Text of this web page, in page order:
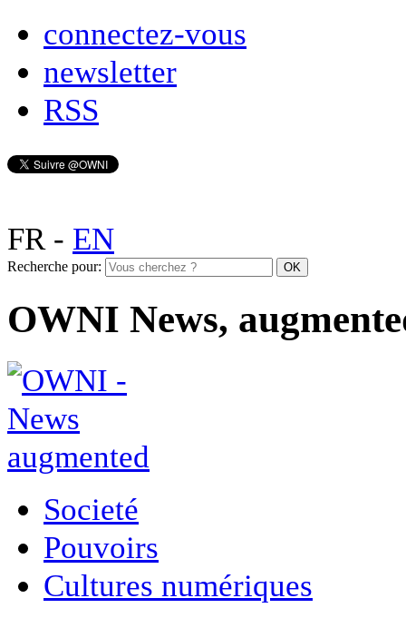
connectez-vous
newsletter
RSS
FR- EN
Recherche pour:
OWNI News,
Societé
Pouvoirs
Cultures numériques